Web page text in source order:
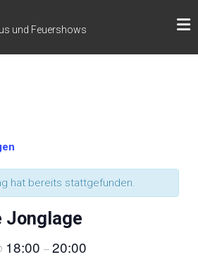
und Feuershows
hat bereits stattgefunden.
Jonglage
18:00 –20:00